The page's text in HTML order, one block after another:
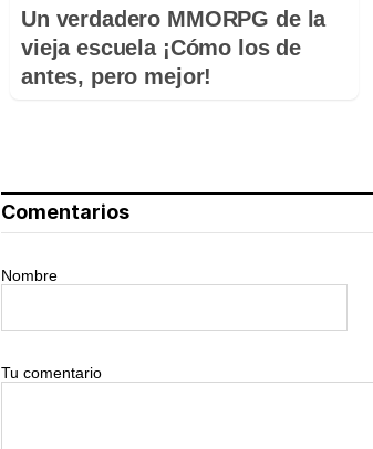
Un verdadero MMORPG de la
vieja escuela ¡Cómo los de
antes, pero mejor!
Comentarios
Nombre
Tu comentario